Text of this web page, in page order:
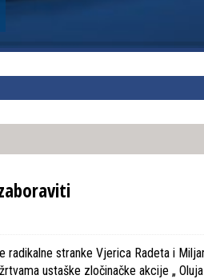
radikalne stranke Vjerica Radeta i
ustaške zločinačke akcije „